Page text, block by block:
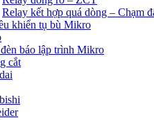
Relay kết hợp quá dòng – Chạm
khiển tụ bù Mikro
báo lập trình Mikro
cắt